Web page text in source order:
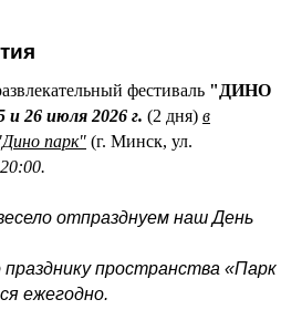
фестиваль "ДИНО
и 26 июля 2026 г. (2 дня) в
парк" (г. Минск, ул.
отпразднуем наш День
пространства «Парк
ежегодно.